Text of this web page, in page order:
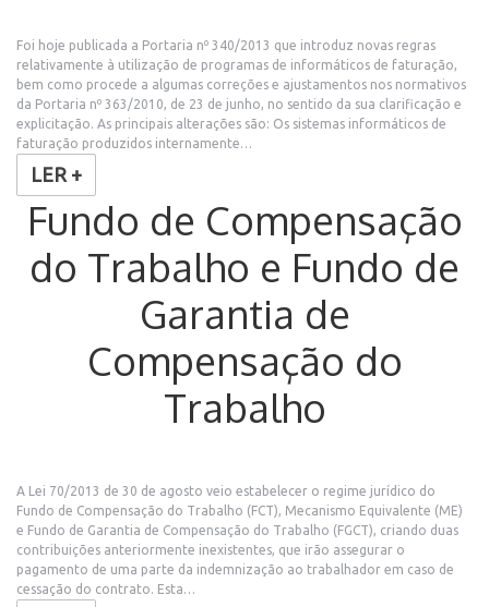
Foi hoje publicada a Portaria nº 340/2013 que introduz novas regras
relativamente à utilização de programas de informáticos de faturação,
bem como procede a algumas correções e ajustamentos nos normativos
da Portaria nº 363/2010, de 23 de junho, no sentido da sua clarificação e
explicitação. As principais alterações são: Os sistemas informáticos de
faturação produzidos internamente…
LER +
Fundo de Compensação
do Trabalho e Fundo de
Garantia de
Compensação do
Trabalho
A Lei 70/2013 de 30 de agosto veio estabelecer o regime jurídico do
Fundo de Compensação do Trabalho (FCT), Mecanismo Equivalente (ME)
e Fundo de Garantia de Compensação do Trabalho (FGCT), criando duas
contribuições anteriormente inexistentes, que irão assegurar o
pagamento de uma parte da indemnização ao trabalhador em caso de
cessação do contrato. Esta…